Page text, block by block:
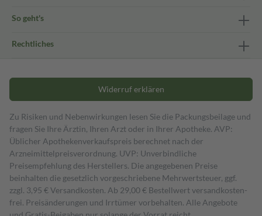
So geht's
Rechtliches
Widerruf erklären
Zu Risiken und Nebenwirkungen lesen Sie die Packungsbeilage und
fragen Sie Ihre Ärztin, Ihren Arzt oder in Ihrer Apotheke. AVP:
Üblicher Apothekenverkaufspreis berechnet nach der
Arzneimittelpreisverordnung. UVP: Unverbindliche
Preisempfehlung des Herstellers. Die angegebenen Preise
beinhalten die gesetzlich vorgeschriebene Mehrwertsteuer, ggf.
zzgl. 3,95 € Versandkosten. Ab 29,00 € Bestell­wert versand­kosten­
frei. Preisänderungen und Irrtümer vorbehalten. Alle Angebote